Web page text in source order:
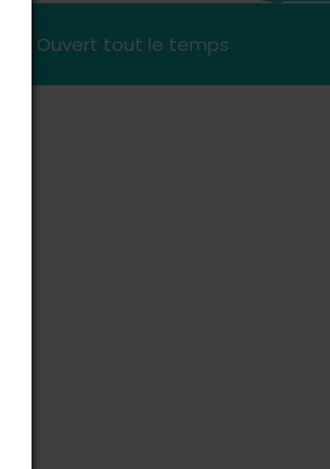
Ouvert tout le temps